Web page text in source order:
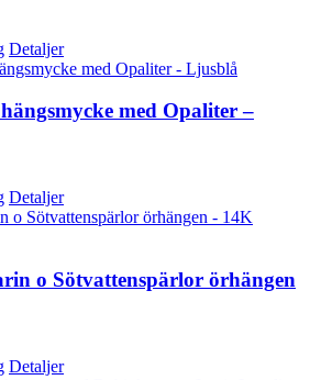
Detaljer
med Opaliter –
Detaljer
o Sötvattenspärlor örhängen
Detaljer